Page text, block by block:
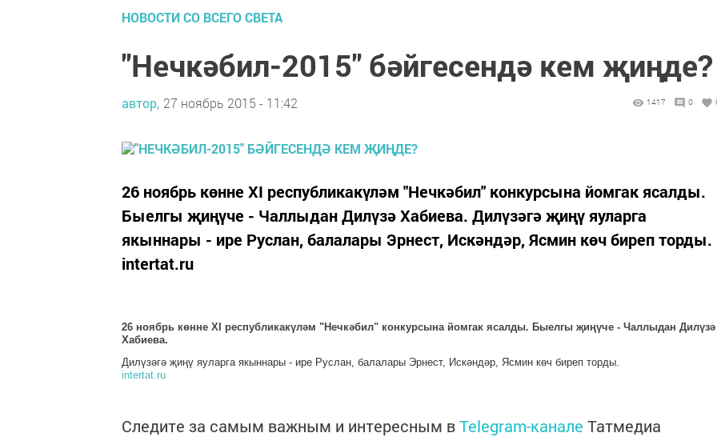
НОВОСТИ СО ВСЕГО СВЕТА
"Нечкәбил-2015" бәйгесендә кем җиңде?
автор, 27 ноябрь 2015 - 11:42 1417 0
26 ноябрь көнне XI республикакүләм "Нечкәбил" конкурсына йомгак ясалды.
Быелгы җиңүче - Чаллыдан Дилүзә Хабиева. Дилүзәгә җиңү яуларга
якыннары - ире Руслан, балалары Эрнест, Искәндәр, Ясмин көч биреп торды.
intertat.ru
26 ноябрь көнне XI республикакүләм "Нечкәбил" конкурсына йомгак ясалды. Быелгы җиңүче - Чаллыдан Дилүзә
Хабиева.
Дилүзәгә җиңү яуларга якыннары - ире Руслан, балалары Эрнест, Искәндәр, Ясмин көч биреп торды.
intertat.ru
Следите за самым важным и интересным вTelegram-канале Татмедиа